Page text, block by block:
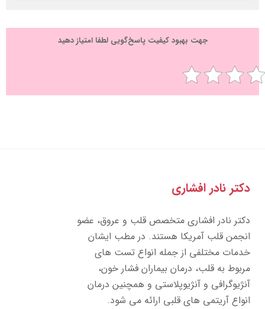
جهت بهبود کیفیت پاسخ‌گویی لطفا امتیاز دهید
نادر افشاری
نادر افشاری متخصص قلب و عروق، عضو
قلب آمریکا هستند. در مطب ایشان
مختلفی از جمله انواع تست های
به قلب، درمان بیماران فشار خون،
و آنژیوپلاستی و همچنین درمان
آریتمی های قلبی ارائه می شود.